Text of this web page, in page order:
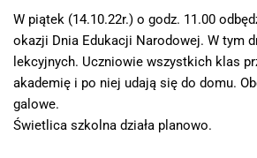
W piątek (14.10.22r.) o godz. 11.00
okazji Dnia Edukacji Narodowej. W tym
lekcyjnych. Uczniowie wszystkich klas
akademię i po niej udają się do domu.
galowe.
Świetlica szkolna działa planowo.